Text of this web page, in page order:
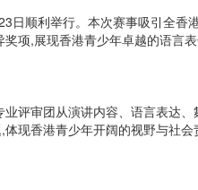
日顺利举行。本次赛事吸引全香
项,展现香港青少年卓越的语言
评审团从演讲内容、语言表达、
现香港青少年开阔的视野与社